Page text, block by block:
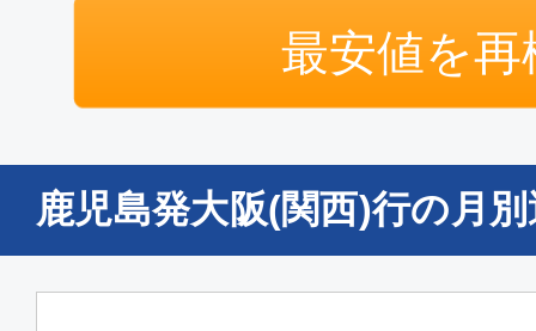
最安値を再
鹿児島発大阪(関西)行の月